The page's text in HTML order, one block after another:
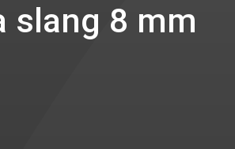
slang 8 mm